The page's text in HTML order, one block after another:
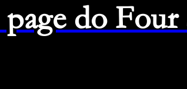
do Four